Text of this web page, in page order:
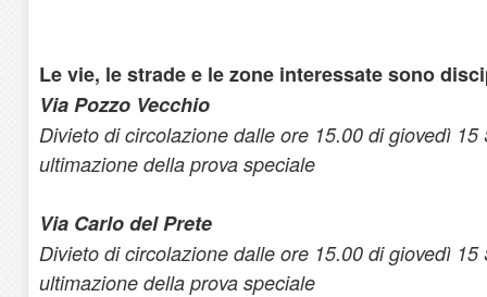
Le vie, le strade e le zone interessate sono
Via Pozzo Vecchio
Divieto di circolazione dalle ore 15.00 di giovedì 15
ultimazione della prova speciale
Via Carlo del Prete
Divieto di circolazione dalle ore 15.00 di giovedì 15
ultimazione della prova speciale